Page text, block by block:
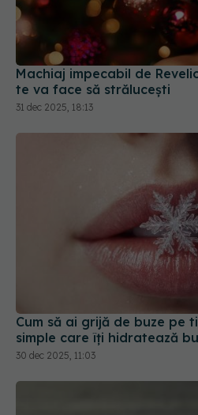
Machiaj impecabil de
te va face să strălucești
31 dec 2025, 18:13
Cum să ai grijă de buze pe
simple care îți hidratează